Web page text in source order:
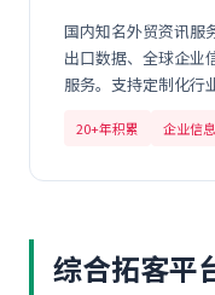
国内知名外贸资讯服
出口数据、全球企业
服务。支持定制化行
20+年积累 企业信
综合拓客平